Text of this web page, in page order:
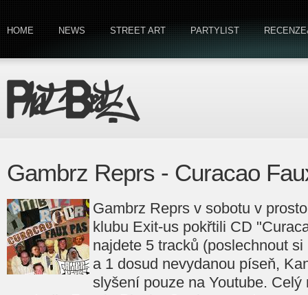
HOME NEWS STREET ART PARTYLIST
Gambrz Reprs - Curacao
Gambrz Reprs v sobotu v
klubu Exit-us pokřtili CD
najdete 5 tracků (poslechnout
a 1 dosud nevydanou píseň,
slyšení pouze na Youtube.